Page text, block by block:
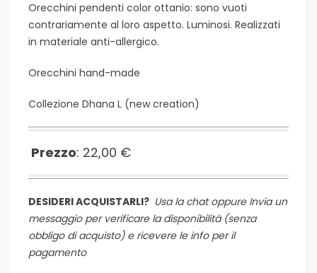
Orecchini pendenti color ottanio: sono vuoti
contrariamente al loro aspetto. Luminosi. Realizzati
in materiale anti-allergico.
Orecchini hand-made
Collezione Dhana L (new creation)
Prezzo: 22,00 €
DESIDERI ACQUISTARLI? Usa la chat oppure Invia un
messaggio per verificare la disponibilità (senza
obbligo di acquisto) e ricevere le info per il
pagamento